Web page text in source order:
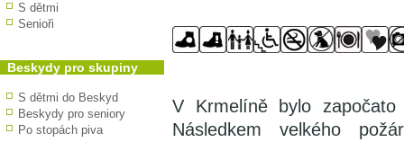
S dětmi
Senioři
Beskydy pro skupiny
S dětmi do Beskyd
Beskydy pro seniory
Po stopách piva
V Krmelíně bylo
Následkem velkého